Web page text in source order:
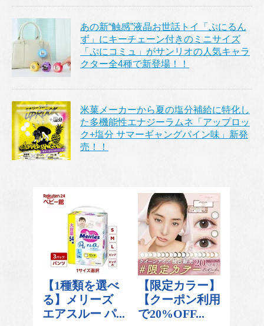
あの新“触感”液晶お世話トイ「ぷにるん
ず」にキーチェーン付きのミニサイズ
「ぷにコミュ」がサンリオの人気キャラ
クター全4種で新登場！！
米菓メーカーから夏の塩分補給に特化し
た多機能性エナジーラムネ「アップロッ
ク+塩分 サマーギャングパイン味」新発
売！！